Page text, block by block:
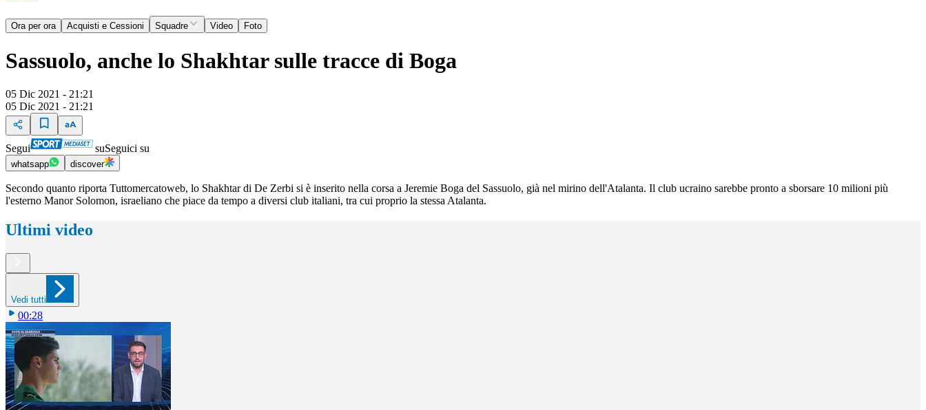
Ora per ora Acquisti e Cessioni Squadre Video Foto
Sassuolo, anche lo Shakhtar sulle tracce di Boga
05 Dic 2021 - 21:21
05 Dic 2021 - 21:21
Segui suSeguici su
whatsapp discover
Secondo quanto riporta Tuttomercatoweb, lo Shakhtar di De Zerbi si è inserito nella corsa a Jeremie Boga del Sassuolo, già nel mirino dell'Atalanta. Il club ucraino sarebbe pronto a sborsare 10 milioni più
l'esterno Manor Solomon, israeliano che piace da tempo a diversi club italiani, tra cui proprio la stessa Atalanta.
Ultimi video
Vedi tutti
00:28